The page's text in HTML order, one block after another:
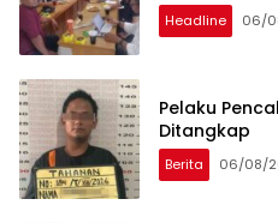
Headline 06/
Pelaku
Ditangkap
Berita 06/08/